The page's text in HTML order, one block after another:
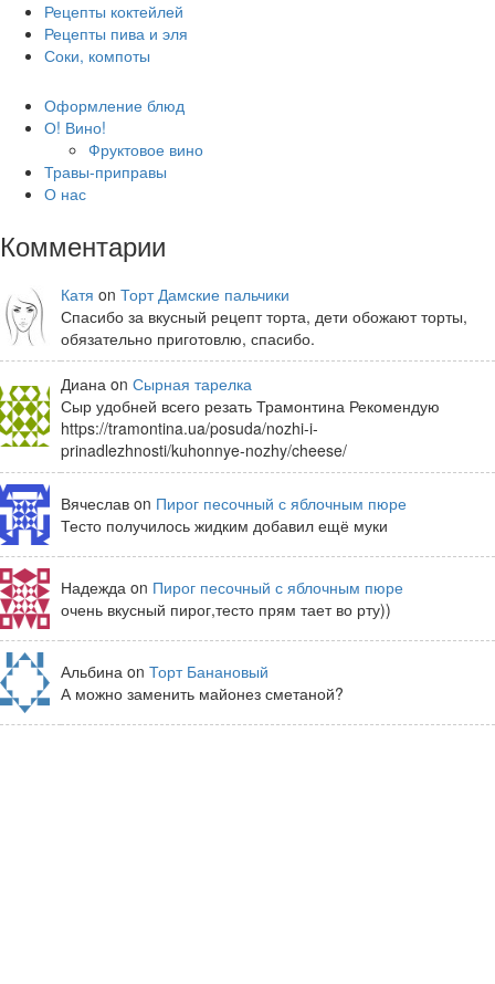
Рецепты коктейлей
Рецепты пива и эля
Соки, компоты
Оформление блюд
О! Вино!
Фруктовое вино
Травы-приправы
О нас
Комментарии
Катя on Торт Дамские пальчики
Спасибо за вкусный рецепт торта, дети обожают торты,
обязательно приготовлю, спасибо.
Диана on Сырная тарелка
Сыр удобней всего резать Трамонтина Рекомендую
https://tramontina.ua/posuda/nozhi-i-
prinadlezhnosti/kuhonnye-nozhy/cheese/
Вячеслав on Пирог песочный с яблочным пюре
Тесто получилось жидким добавил ещё муки
Надежда on Пирог песочный с яблочным пюре
очень вкусный пирог,тесто прям тает во рту))
Альбина on Торт Банановый
А можно заменить майонез сметаной?